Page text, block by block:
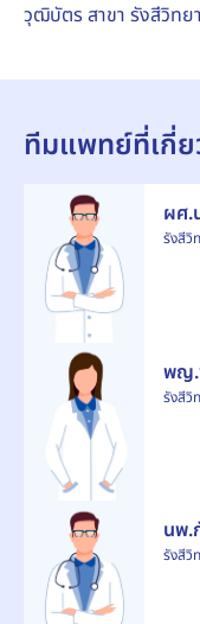
วุฒิบัตร สาขา รังสีวิท
ทีมแพทย์ที่เกี่
ผศ.
รังสีวิ
พญ.
รังสีวิ
นพ.
รังสีวิ